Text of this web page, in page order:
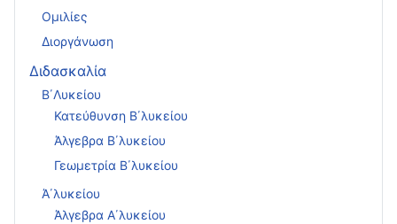
Ομιλίες
Διοργάνωση
Διδασκαλία
Β΄Λυκείου
Κατεύθυνση Β΄λυκείου
Άλγεβρα Β΄λυκείου
Γεωμετρία Β΄λυκείου
Ά΄λυκείου
Άλγεβρα Α΄λυκείου